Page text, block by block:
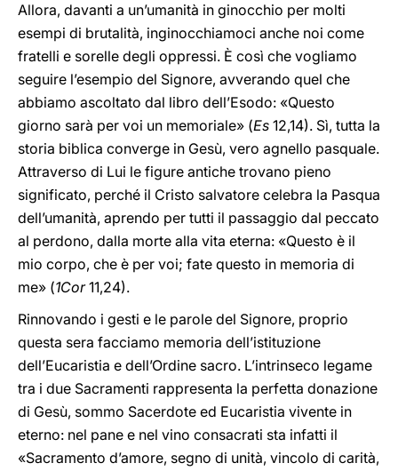
Allora, davanti a un’umanità in ginocchio per molti
esempi di brutalità, inginocchiamoci anche noi come
fratelli e sorelle degli oppressi. È così che vogliamo
seguire l’esempio del Signore, avverando quel che
abbiamo ascoltato dal libro dell’Esodo: «Questo
giorno sarà per voi un memoriale» (Es 12,14). Sì, tutta la
storia biblica converge in Gesù, vero agnello pasquale.
Attraverso di Lui le figure antiche trovano pieno
significato, perché il Cristo salvatore celebra la Pasqua
dell’umanità, aprendo per tutti il passaggio dal peccato
al perdono, dalla morte alla vita eterna: «Questo è il
mio corpo, che è per voi; fate questo in memoria di
me» (1Cor11,24).
Rinnovando i gesti e le parole del Signore, proprio
questa sera facciamo memoria dell’istituzione
dell’Eucaristia e dell’Ordine sacro. L’intrinseco legame
tra i due Sacramenti rappresenta la perfetta donazione
di Gesù, sommo Sacerdote ed Eucaristia vivente in
eterno: nel pane e nel vino consacrati sta infatti il
«Sacramento d’amore, segno di unità, vincolo di carità,